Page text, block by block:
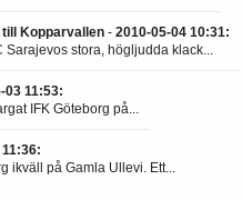
Kopparvallen - 2010-05-04 10:31:
stora, högljudda klack...
03 11:53:
IFK Göteborg på...
:
ikväll på Gamla Ullevi. Ett...